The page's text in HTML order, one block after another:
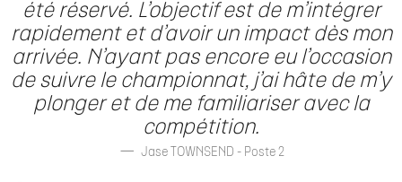
été réservé. L’objectif est de m’intégrer
rapidement et d’avoir un impact dès mon
arrivée. N’ayant pas encore eu l’occasion
de suivre le championnat, j’ai hâte de m’y
plonger et de me familiariser avec la
compétition.
Jase TOWNSEND - Poste 2